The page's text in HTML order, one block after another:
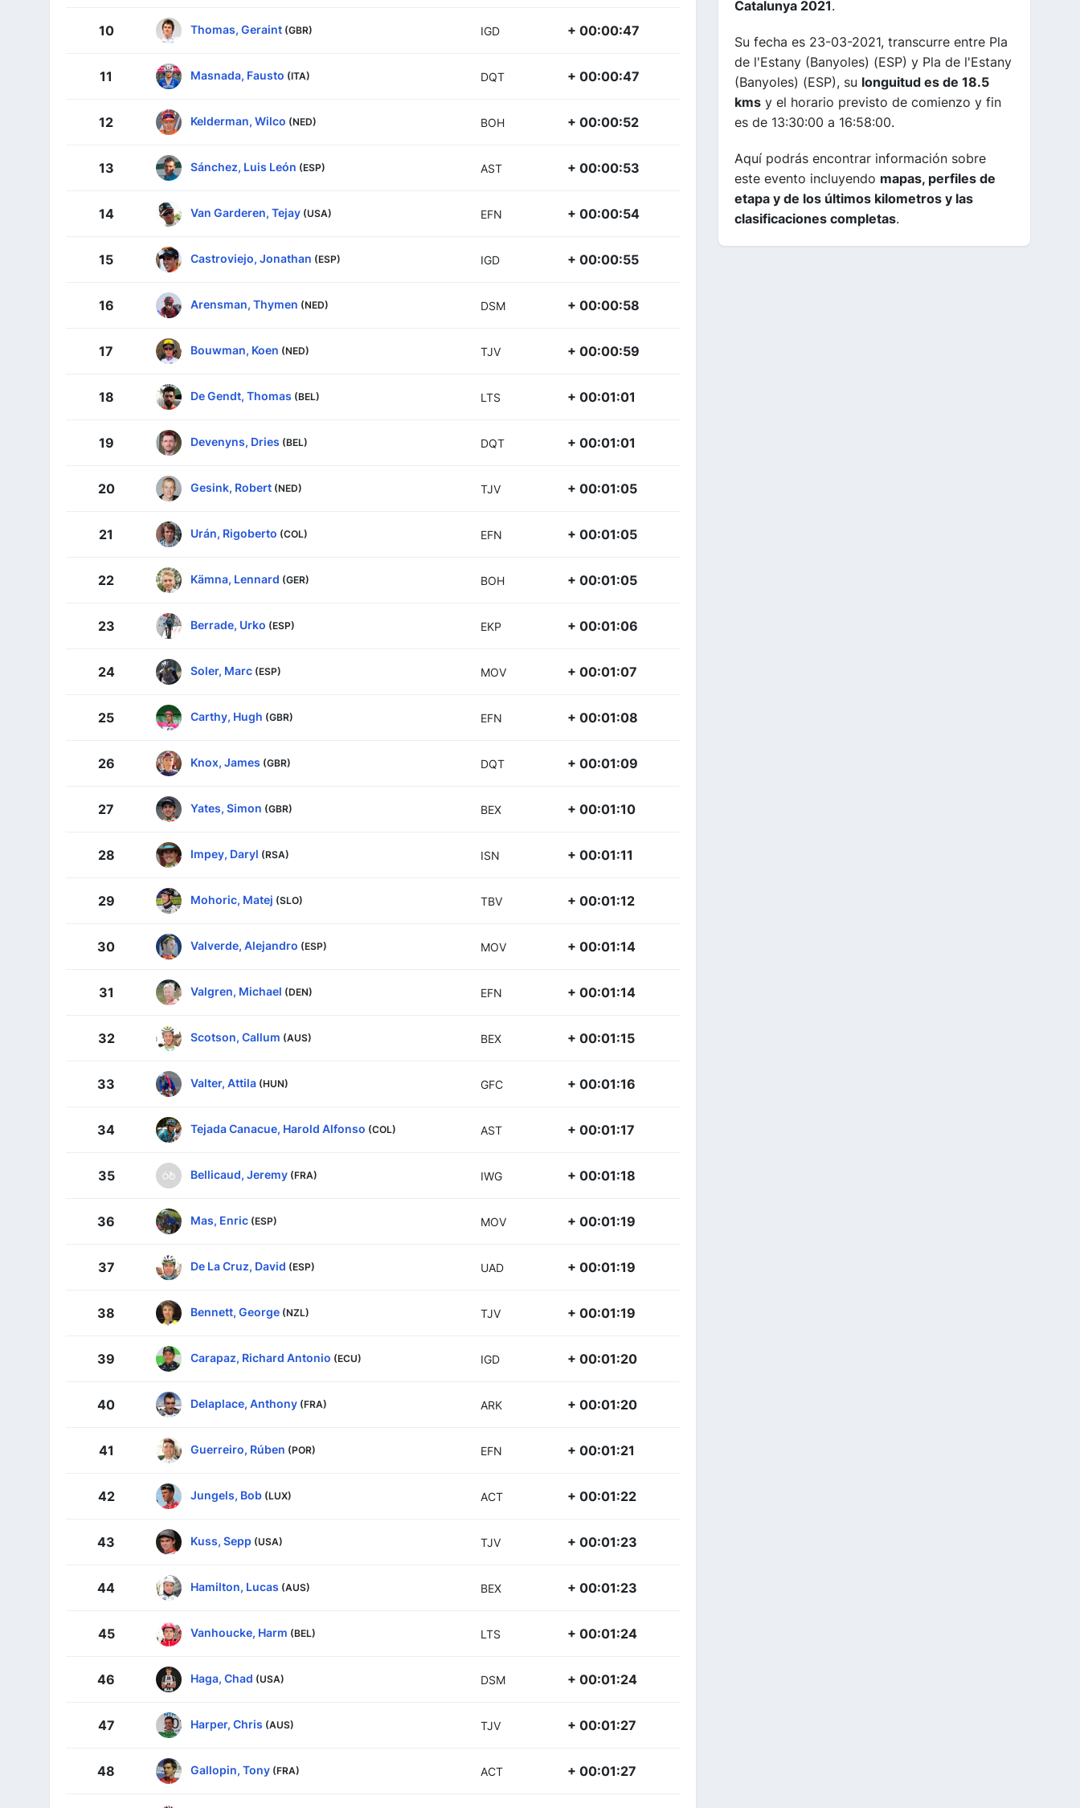
10 Thomas, Geraint (GBR) IGD + 00:00:47
11 Masnada, Fausto (ITA) DQT + 00:00:47
12 Kelderman, Wilco (NED) BOH + 00:00:52
13 Sánchez, Luis León (ESP) AST + 00:00:53
14 Van Garderen, Tejay (USA) EFN + 00:00:54
15 Castroviejo, Jonathan (ESP) IGD + 00:00:55
16 Arensman, Thymen (NED) DSM + 00:00:58
17 Bouwman, Koen (NED) TJV + 00:00:59
18 De Gendt, Thomas (BEL) LTS + 00:01:01
19 Devenyns, Dries (BEL) DQT + 00:01:01
20 Gesink, Robert (NED) TJV + 00:01:05
21 Urán, Rigoberto (COL) EFN + 00:01:05
22 Kämna, Lennard (GER) BOH + 00:01:05
23 Berrade, Urko (ESP) EKP + 00:01:06
24 Soler, Marc (ESP) MOV + 00:01:07
25 Carthy, Hugh (GBR) EFN + 00:01:08
26 Knox, James (GBR) DQT + 00:01:09
27 Yates, Simon (GBR) BEX + 00:01:10
28 Impey, Daryl (RSA) ISN + 00:01:11
29 Mohoric, Matej (SLO) TBV + 00:01:12
30 Valverde, Alejandro (ESP) MOV + 00:01:14
31 Valgren, Michael (DEN) EFN + 00:01:14
32 Scotson, Callum (AUS) BEX + 00:01:15
33 Valter, Attila (HUN) GFC + 00:01:16
34 Tejada Canacue, Harold Alfonso (COL) AST + 00:01:17
35 Bellicaud, Jeremy (FRA) IWG + 00:01:18
36 Mas, Enric (ESP) MOV + 00:01:19
37 De La Cruz, David (ESP) UAD + 00:01:19
38 Bennett, George (NZL) TJV + 00:01:19
39 Carapaz, Richard Antonio (ECU) IGD + 00:01:20
40 Delaplace, Anthony (FRA) ARK + 00:01:20
41 Guerreiro, Rúben (POR) EFN + 00:01:21
42 Jungels, Bob (LUX) ACT + 00:01:22
43 Kuss, Sepp (USA) TJV + 00:01:23
44 Hamilton, Lucas (AUS) BEX + 00:01:23
45 Vanhoucke, Harm (BEL) LTS + 00:01:24
46 Haga, Chad (USA) DSM + 00:01:24
47 Harper, Chris (AUS) TJV + 00:01:27
48 Gallopin, Tony (FRA) ACT + 00:01:27
Catalunya 2021.
Su fecha es 23-03-2021, transcurre entre Pla
de l'Estany (Banyoles) (ESP) y Pla de l'Estany
(Banyoles) (ESP), su longuitud es de 18.5
kms y el horario previsto de comienzo y fin
es de 13:30:00 a 16:58:00.
Aquí podrás encontrar información sobre
este evento incluyendo mapas, perfiles de
etapa y de los últimos kilometros y las
clasificaciones completas.